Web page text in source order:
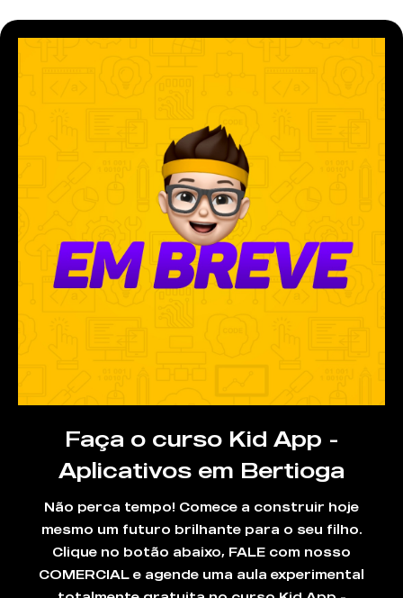
Faça o curso Kid App -
Aplicativos em Bertioga
Não perca tempo! Comece a construir hoje
mesmo um futuro brilhante para o seu filho.
Clique no botão abaixo, FALE com nosso
COMERCIAL e agende uma aula experimental